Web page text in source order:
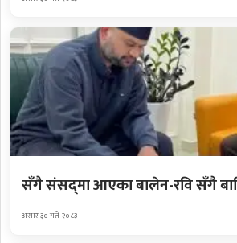
सँगै संसद्‌मा आएका बालेन-रवि सँगै
असार ३० गते २०८३